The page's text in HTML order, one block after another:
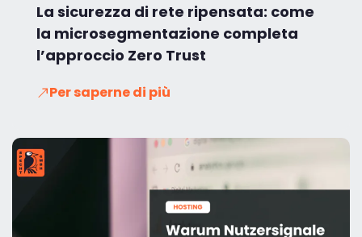
La sicurezza di rete ripensata: come
la microsegmentazione completa
l’approccio Zero Trust
Per saperne di più